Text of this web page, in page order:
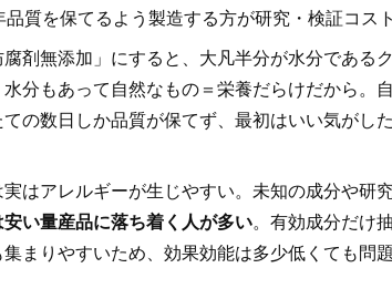
質を保てるよう製造する方が研究・検証コスト
剤無添加」にすると、大凡半分が水分である
水分もあって自然なもの＝栄養だらけだから。
の数日しか品質が保てず、最初はいい気がし
はアレルギーが生じやすい。未知の成分や研
い量産品に落ち着く人が多い。有効成分だけ
まりやすいため、効果効能は多少低くても問